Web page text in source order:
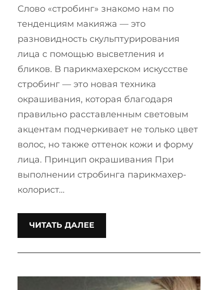
Слово «стробинг» знакомо нам по
тенденциям макияжа — это
разновидность скульптурирования
лица с помощью высветления и
бликов. В парикмахерском искусстве
стробинг — это новая техника
окрашивания, которая благодаря
правильно расставленным световым
акцентам подчеркивает не только цвет
волос, но также оттенок кожи и форму
лица. Принцип окрашивания При
выполнении стробинга парикмахер-
колорист…
ЧИТАТЬ ДАЛЕЕ